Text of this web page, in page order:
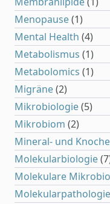
Menopause(1)
Mental Health (4)
Metabolismus (1)
Metabolomics (1)
Migräne(2)
Mikrobiologie(5)
Mikrobiom (2)
Mineral- und
Molekularbiologie
Molekulare
Molekularpathologie